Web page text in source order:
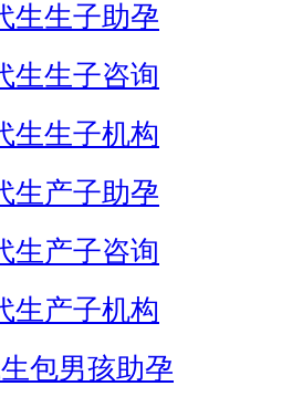
生生子助孕
生生子咨询
生生子机构
生产子助孕
生产子咨询
生产子机构
包男孩助孕